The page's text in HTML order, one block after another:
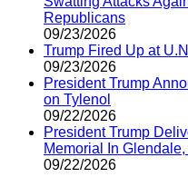
Republicans
09/23/2026
Trump Fired Up at
09/23/2026
President Trump
on Tylenol
09/22/2026
President Trump
Memorial In
09/22/2026